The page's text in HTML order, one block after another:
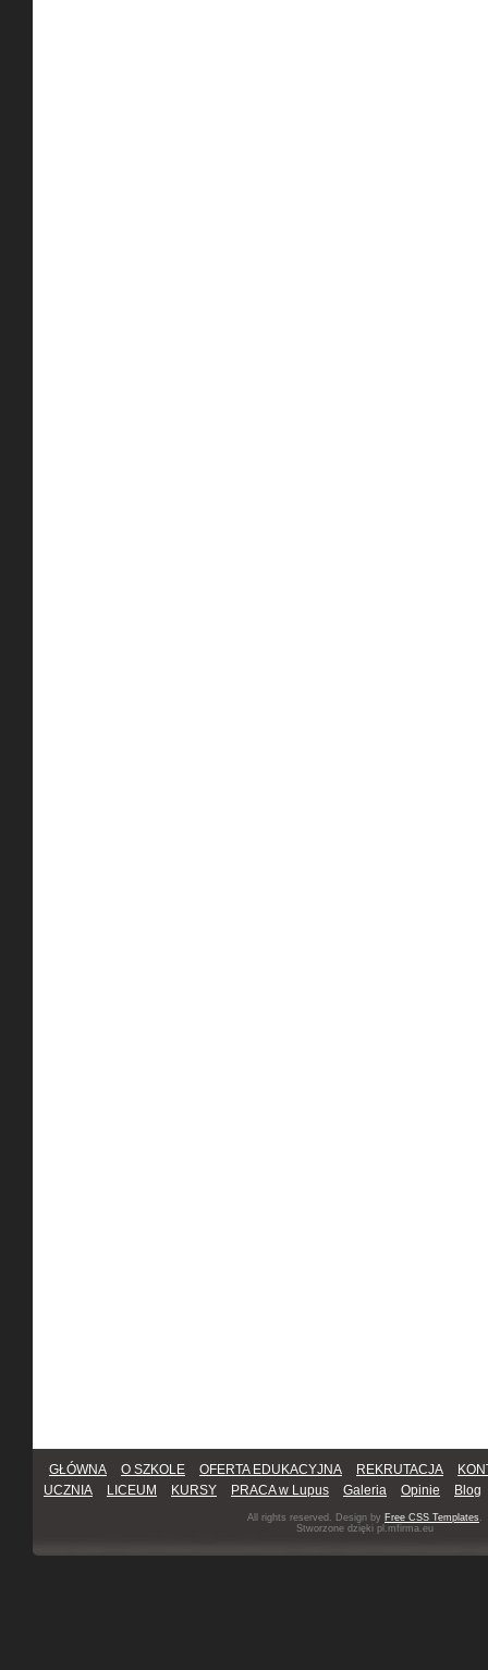
GŁÓWNA O SZKOLE OFERTA EDUKACYJNA REKRUTACJA
UCZNIA
LICEUM KURSY PRACA w Lupus Galeria Opinie Blog
All rights reserved. Design by Free CSS Templates .
Stworzone dzięki pl.mfirma.eu